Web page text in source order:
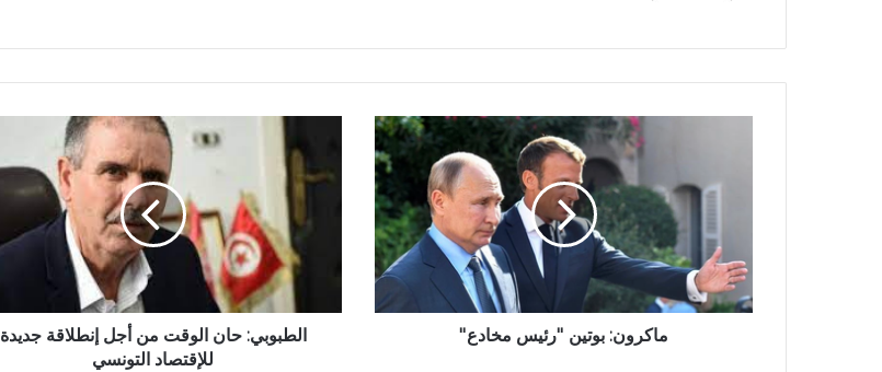
ماكرون: بوتين ''رئيس مخادع''
الطبوبي: حان الوقت من أجل إنطلاقة جديدة
للإقتصاد التونسي